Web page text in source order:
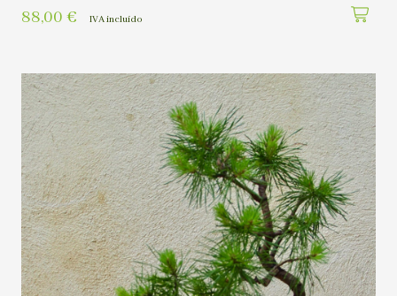
88,00 € IVA incluído